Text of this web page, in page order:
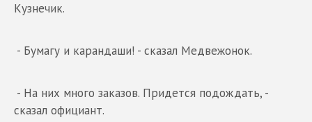
Кузнечик.
- Бумагу и карандаши! - сказал Медвежонок.
- На них много заказов. Придется подождать, -
сказал официант.